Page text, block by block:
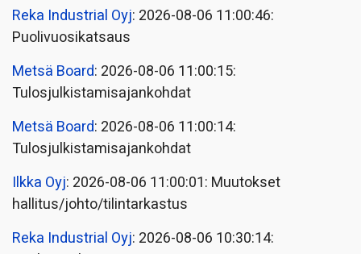
Reka Industrial Oyj: 2026-08-06 11:00:46:
Puolivuosikatsaus
Metsä Board: 2026-08-06 11:00:15:
Tulosjulkistamisajankohdat
Metsä Board: 2026-08-06 11:00:14:
Tulosjulkistamisajankohdat
Ilkka Oyj: 2026-08-06 11:00:01: Muutokset
hallitus/johto/tilintarkastus
Reka Industrial Oyj: 2026-08-06 10:30:14: